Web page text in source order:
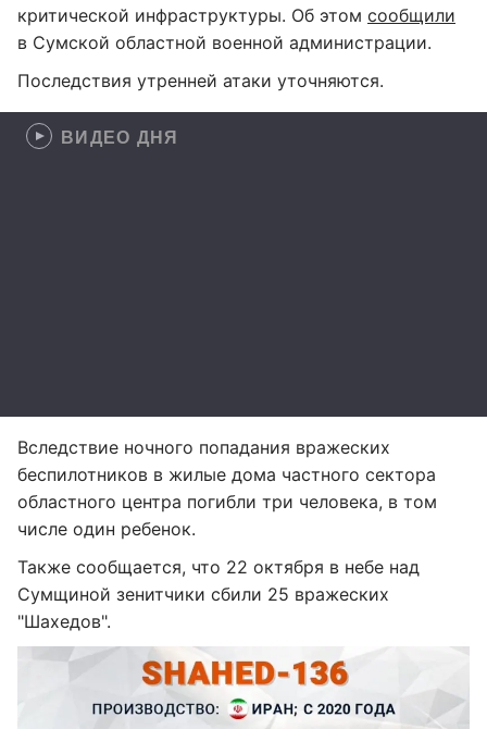
критической инфраструктуры. Об этом сообщили
в Сумской областной военной администрации.
Последствия утренней атаки уточняются.
ВИДЕО ДНЯ
Вследствие ночного попадания вражеских
беспилотников в жилые дома частного сектора
областного центра погибли три человека, в том
числе один ребенок.
Также сообщается, что 22 октября в небе над
Сумщиной зенитчики сбили 25 вражеских
"Шахедов".